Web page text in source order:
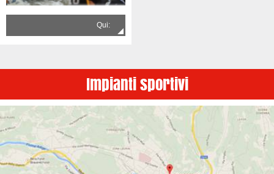
Qui:
Impianti sportivi